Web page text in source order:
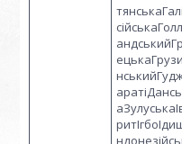
тянськаГалі
сійськаГолл
андськийГр
ецькаГрузи